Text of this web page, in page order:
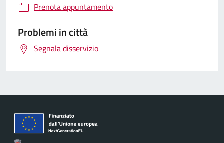
Prenota appuntamento
Problemi in città
Segnala disservizio